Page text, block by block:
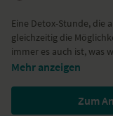
Eine Detox-Stunde, die
gleichzeitig die
immer es auch ist, was
würdigen es als Teil
Durch die speziellen
Mehr anzeigen
Zum